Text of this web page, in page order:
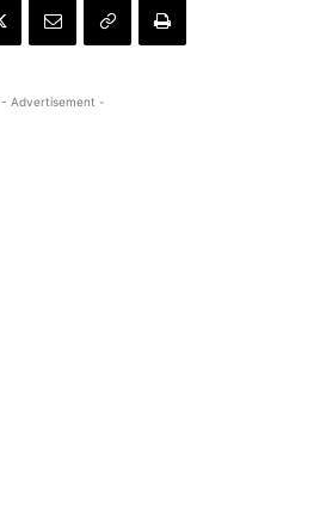
- Advertisement -